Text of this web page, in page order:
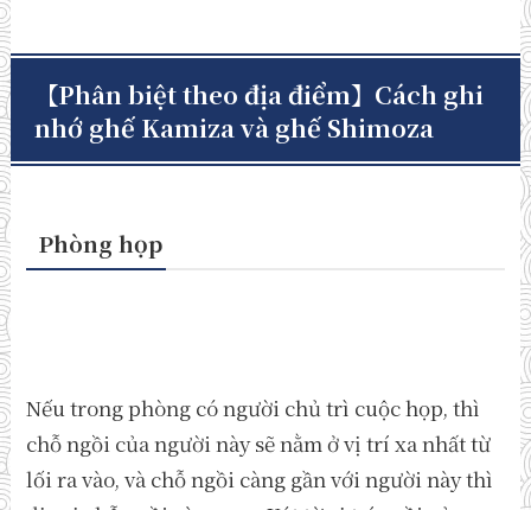
【Phân biệt theo địa điểm】Cách ghi
nhớ ghế Kamiza và ghế Shimoza
Phòng họp
Nếu trong phòng có người chủ trì cuộc họp, thì
chỗ ngồi của người này sẽ nằm ở vị trí xa nhất từ
lối ra vào, và chỗ ngồi càng gần với người này thì